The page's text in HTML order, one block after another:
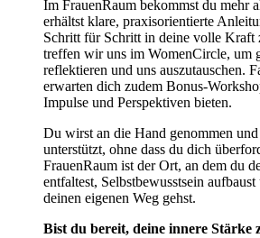
Im FrauenRaum bekommst du mehr
erhältst klare, praxisorientierte
Schritt für Schritt in deine volle Kraft
treffen wir uns im WomenCircle, um
reflektieren und uns auszutauschen.
erwarten dich zudem Bonus-
Impulse und Perspektiven bieten.
Du wirst an die Hand genommen
unterstützt, ohne dass du dich
FrauenRaum ist der Ort, an dem du
entfaltest, Selbstbewusstsein
deinen eigenen Weg gehst.
Bist du bereit, deine innere Stärke